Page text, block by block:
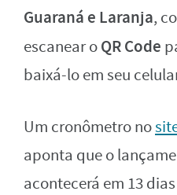
Guaraná e Laranja,
escanear oQR Code
baixá-lo em seu
Um cronômetro no
aponta que o
acontecerá em 13